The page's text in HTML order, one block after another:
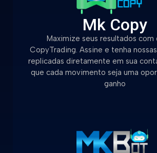
Mk Copy
Maximize seus resultados com
CopyTrading. Assine e tenha
replicadas diretamente em sua
que cada movimento seja uma
ganho